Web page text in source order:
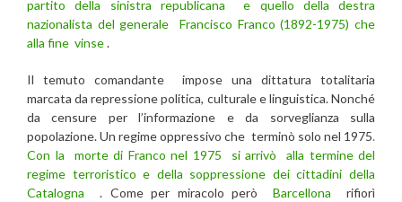
partito della sinistra republicana e quello della destra
nazionalista del generale Francisco Franco (1892-1975) che
alla fine vinse.
Il temuto comandante impose una dittatura totalitaria
marcata da repressione politica, culturale e linguistica. Nonché
da censure per l’informazione e da sorveglianza sulla
popolazione. Un regime oppressivo che terminò solo nel 1975.
Con la morte di Franco nel 1975 si arrivò alla termine del
regime terroristico e della soppressione dei cittadini della
Catalogna . Come per miracolo però Barcellona rifiorì